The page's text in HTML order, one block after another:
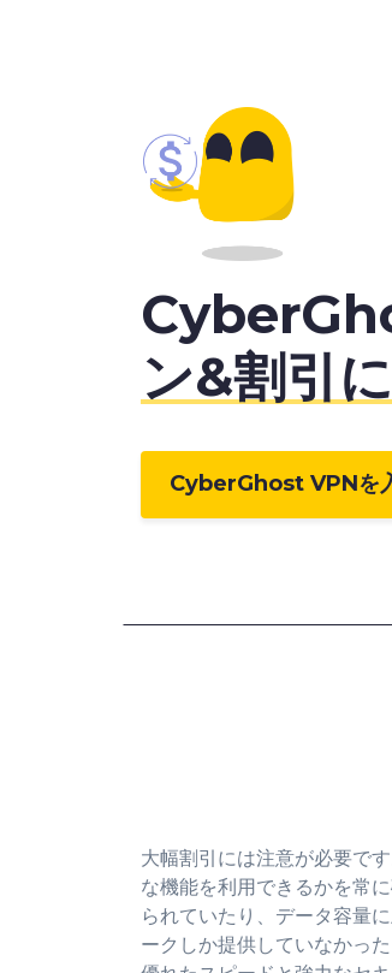
ン&割引
CyberGhost VPNを
大幅割引には注意が必要で
な機能を利用できるかを常
られていたり、データ容量
ークしか提供していなかっ